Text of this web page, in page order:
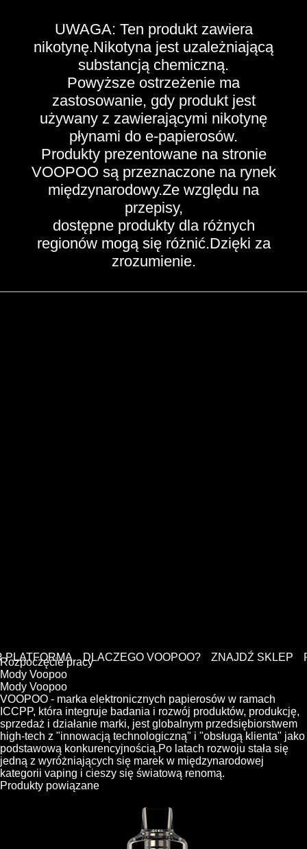
UWAGA: Ten produkt zawiera
nikotynę.Nikotyna jest uzależniającą
substancją chemiczną.
Powyższe ostrzeżenie ma
zastosowanie, gdy produkt jest
używany z zawierającymi nikotynę
płynami do e-papierosów.
Produkty prezentowane na stronie
VOOPOO są przeznaczone na rynek
międzynarodowy.Ze względu na
przepisy,
dostępne produkty dla różnych
regionów mogą się różnić.Dzięki za
zrozumienie.
PLATFORMA DLACZEGO VOOPOO? ZNAJDŹ SKLEP
Rozpoczęcie pracy
Mody Voopoo
Mody Voopoo
VOOPOO - marka elektronicznych papierosów w ramach
ICCPP, która integruje badania i rozwój produktów, produkcję,
sprzedaż i działanie marki, jest globalnym przedsiębiorstwem
high-tech z "innowacją technologiczną" i "obsługą klienta" jako
podstawową konkurencyjnością.Po latach rozwoju stała się
jedną z wyróżniających się marek w międzynarodowej
kategorii vaping i cieszy się światową renomą.
Produkty powiązane